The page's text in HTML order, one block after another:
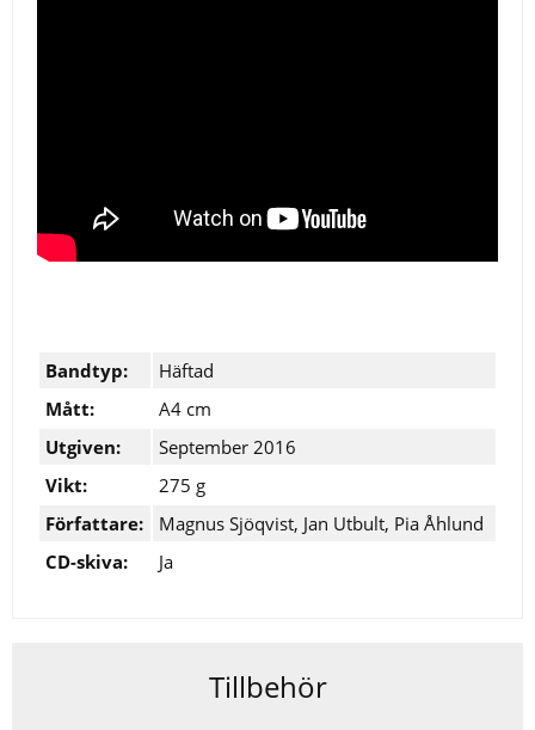
Bandtyp:
Häftad
Mått:
A4 cm
Utgiven:
September 2016
Vikt:
275 g
Författare:
Magnus Sjöqvist, Jan Utbult, Pia Åhlund
CD-skiva:
Ja
Tillbehör